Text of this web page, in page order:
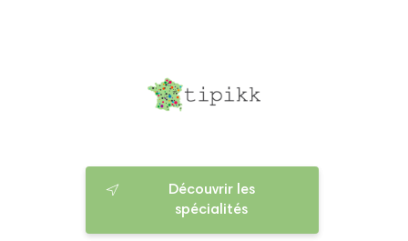
Découvrir les
spécialités